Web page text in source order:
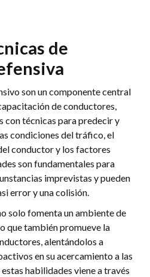
de
son un componente central
de conductores,
con técnicas para predecir y
condiciones del tráfico, el
conductor y los factores
son fundamentales para
imprevistas y pueden
error y una colisión.
solo fomenta un ambiente de
que también promueve la
alentándolos a
en su acercamiento a las
habilidades viene a través